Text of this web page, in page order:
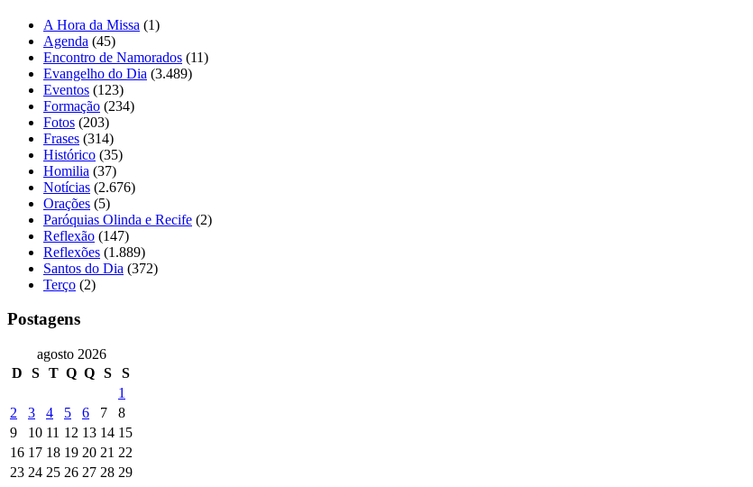
A Hora da Missa (1)
Agenda (45)
Encontro de Namorados (11)
Evangelho do Dia (3.489)
Eventos (123)
Formação (234)
Fotos (203)
Frases (314)
Histórico (35)
Homilia (37)
Notícias (2.676)
Orações (5)
Paróquias Olinda e Recife (2)
Reflexão (147)
Reflexões (1.889)
Santos do Dia (372)
Terço (2)
Postagens
agosto 2026
D
S T Q Q S
S
1
2
3 4 5 6 7
8
9
10 11 12 13 14 15
16 17 18 19 20 21 22
23 24 25 26 27 28 29